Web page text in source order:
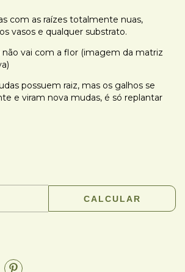
com as raízes totalmente nuas,
vasos e qualquer substrato.
vai com a flor (imagem da matriz
possuem raiz, mas os galhos se
e viram nova mudas, é só replantar
CALCULAR